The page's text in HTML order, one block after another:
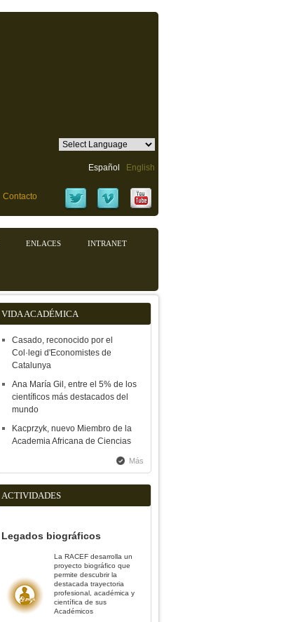
Español English
Contacto
ENLACES INTRANET
VIDA ACADÉMICA
Casado, reconocido por el
Col·legi d'Economistes de
Catalunya
Ana María Gil, entre el 5% de los
científicos más destacados del
mundo
Kacprzyk, nuevo Miembro de la
Academia Africana de Ciencias
Más
ACTIVIDADES
Legados biográficos
La RACEF desarrolla un
proyecto biográfico que
permite descubrir la
destacada trayectoria
profesional, académica y
científica de sus
Académicos